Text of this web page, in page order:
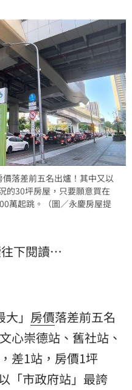
落差前五名出爐！其中又以
的30坪房屋，只要願意買在
萬起跳。（圖／永慶房屋提
下閱讀…
」 房價落差前五名
心崇德站、舊社站、
差1站，房價1坪
「市政府站」最誇